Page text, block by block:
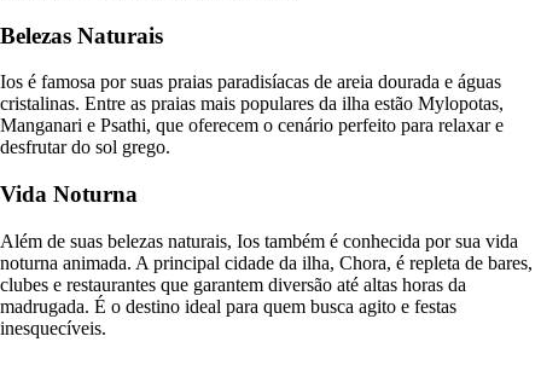
Belezas Naturais
Ios é famosa por suas praias paradisíacas de areia dourada e águas
cristalinas. Entre as praias mais populares da ilha estão Mylopotas,
Manganari e Psathi, que oferecem o cenário perfeito para relaxar e
desfrutar do sol grego.
Vida Noturna
Além de suas belezas naturais, Ios também é conhecida por sua vida
noturna animada. A principal cidade da ilha, Chora, é repleta de bares,
clubes e restaurantes que garantem diversão até altas horas da
madrugada. É o destino ideal para quem busca agito e festas
inesquecíveis.